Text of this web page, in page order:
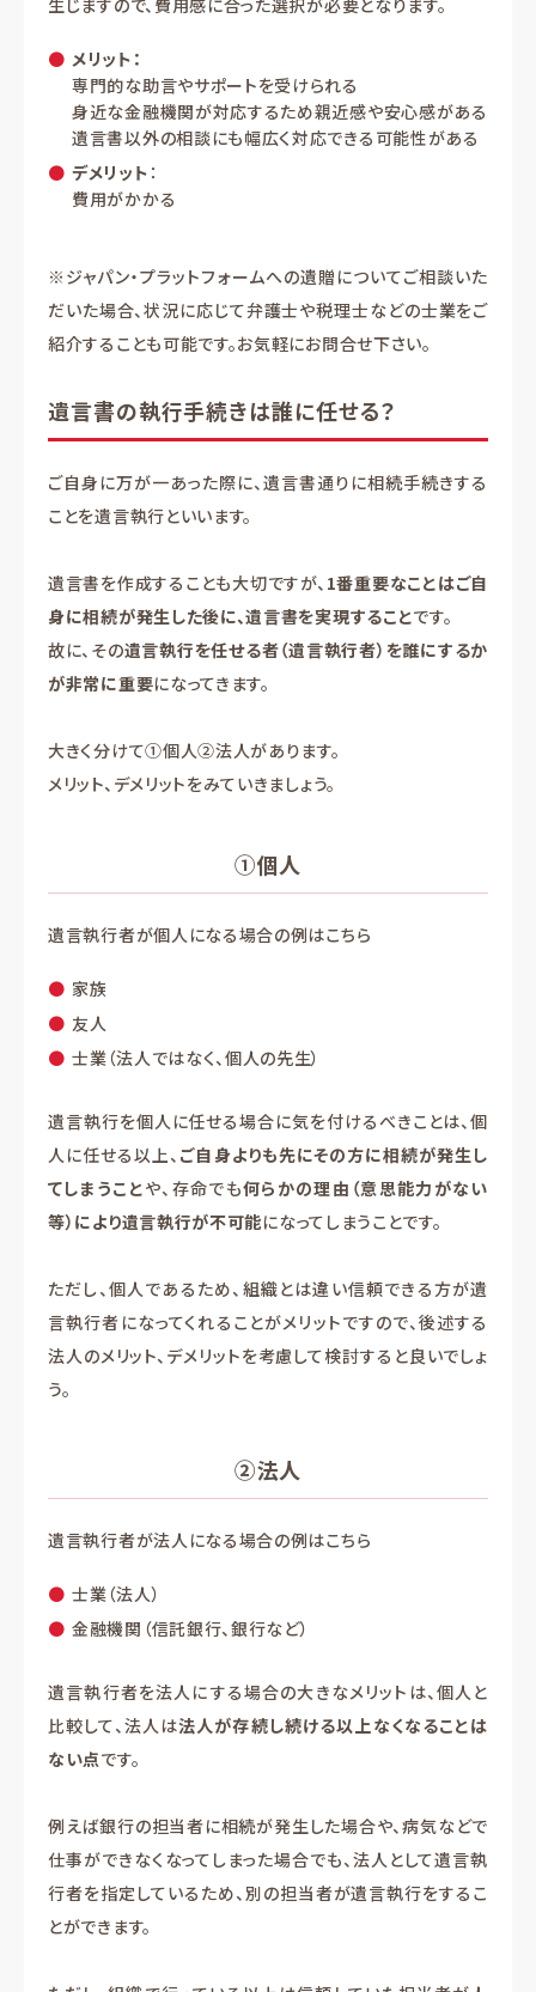
生じますので、費用感に合った選択が必要となります。
メリット：
専門的な助言やサポートを受けられる
身近な金融機関が対応するため親近感や安心感がある
遺言書以外の相談にも幅広く対応できる可能性がある
デメリット ：
費用がかかる
※ジャパン・プラットフォームへの遺贈についてご相談いた
だいた場合、状況に応じて弁護士や税理士などの士業をご
紹介することも可能です。お気軽にお問合せ下さい。
遺言書の執行手続きは誰に任せる？
ご自身に万が一あった際に、遺言書通りに相続手続きする
ことを遺言執行といいます。
遺言書を作成することも大切ですが、 1番重要なことはご自
身に相続が発生した後に、遺言書を実現することです。
故に、その遺言執行を任せる者（遺言執行者）を誰にするか
が非常に重要になってきます。
大きく分けて①個人②法人があります。
メリット、デメリットをみていきましょう。
①個人
遺言執行者が個人になる場合の例はこちら
家族
友人
士業（法人ではなく、個人の先生）
遺言執行を個人に任せる場合に気を付けるべきことは、個
人に任せる以上、 ご自身よりも先にその方に相続が発生し
てしまうことや、存命でも何らかの理由（意思能力がない
等）により遺言執行が不可能になってしまうことです。
ただし、個人であるため、組織とは違い信頼できる方が遺
言執行者になってくれることがメリットですので、後述する
法人のメリット、デメリットを考慮して検討すると良いでしょ
う。
②法人
遺言執行者が法人になる場合の例はこちら
士業（法人）
金融機関（信託銀行、銀行など）
遺言執行者を法人にする場合の大きなメリットは、個人と
比較して、法人は法人が存続し続ける以上なくなることは
ない点です。
例えば銀行の担当者に相続が発生した場合や、病気などで
仕事ができなくなってしまった場合でも、法人として遺言執
行者を指定しているため、別の担当者が遺言執行をするこ
とができます。